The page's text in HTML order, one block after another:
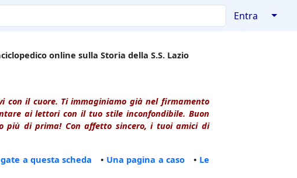
Entra ↓
online sulla Storia della S.S. Lazio
con il cuore. Ti immaginiamo già nel firmamento
ai lettori con il tuo stile inconfondibile. Buon
più di prima! Con affetto sincero, i tuoi amici di
a questa scheda • Una pagina a caso • Le